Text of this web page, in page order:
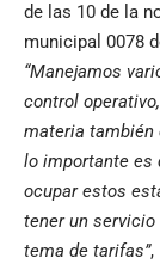
de las 10 de la
municipal 0078
“Manejamos
control
materia también
lo importante es
ocupar estos
tener un
tema de tarifas”,